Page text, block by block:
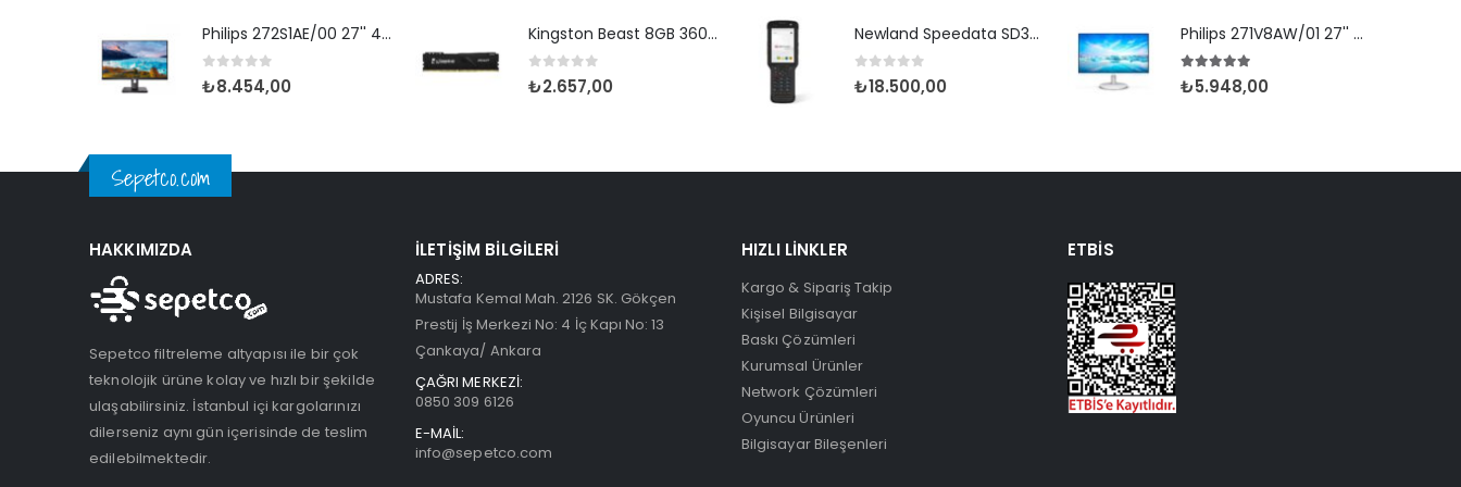
Philips 272S1AE/00 27'' 4ms MM Dvi-D Hdmi Dp IPS
0 5 üzerinden
₺8.454,00
Kingston Beast 8GB 3600 DDR4 (KF436C17BB/8TR)
0 5 üzerinden
₺2.657,00
Newland Speedata SD35 (Leo) 2D Android 8.1 Wifi BT
0 5 üzerinden
₺18.500,00
Philips 271V8AW/01 27'' 4ms FHD 75Hz MM Beyaz IPS
5.005 üzerinden
₺5.948,00
Sepetco.com
HAKKIMIZDA
Sepetco filtreleme altyapısı ile bir çok
teknolojik ürüne kolay ve hızlı bir şekilde
ulaşabilirsiniz. İstanbul içi kargolarınızı
dilerseniz aynı gün içerisinde de teslim
edilebilmektedir.
İLETIŞIM BILGILERI
ADRES:
Mustafa Kemal Mah. 2126 SK. Gökçen
Prestij İş Merkezi No: 4 İç Kapı No: 13
Çankaya/ Ankara
ÇAĞRI MERKEZİ:
0850 309 6126
E-MAİL:
info@sepetco.com
HIZLI LINKLER
Kargo & Sipariş Takip
Kişisel Bilgisayar
Baskı Çözümleri
Kurumsal Ürünler
Network Çözümleri
Oyuncu Ürünleri
Bilgisayar Bileşenleri
ETBIS